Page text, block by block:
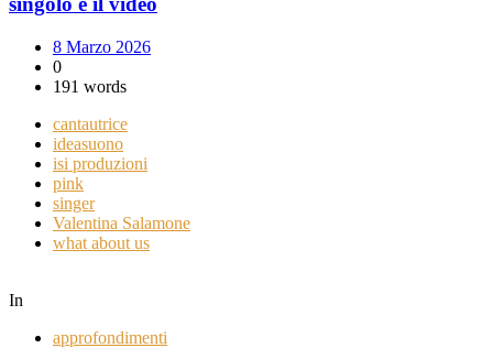
8 Marzo 2026
0
191 words
cantautrice
ideasuono
isi produzioni
pink
singer
Valentina Salamone
what about us
In
approfondimenti